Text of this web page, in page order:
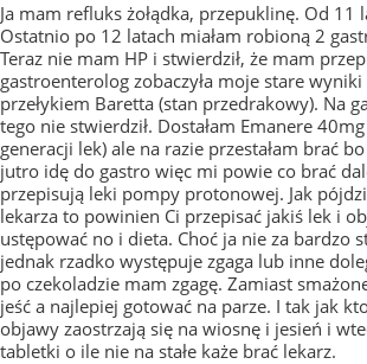
Ja mam refluks żołądka, przepuklinę. Od 11
Ostatnio po 12 latach miałam robioną 2
Teraz nie mam HP i stwierdził, że mam
gastroenterolog zobaczyła moje stare
przełykiem Baretta (stan przedrakowy). Na
tego nie stwierdził. Dostałam Emanere
generacji lek) ale na razie przestałam brać
jutro idę do gastro więc mi powie co brać
przepisują leki pompy protonowej. Jak
lekarza to powinien Ci przepisać jakiś lek i
ustępować no i dieta. Choć ja nie za bardzo
jednak rzadko występuje zgaga lub inne
po czekoladzie mam zgagę. Zamiast
jeść a najlepiej gotować na parze. I tak jak
objawy zaostrzają się na wiosnę i jesień i
tabletki o ile nie na stałe każe brać lekarz.